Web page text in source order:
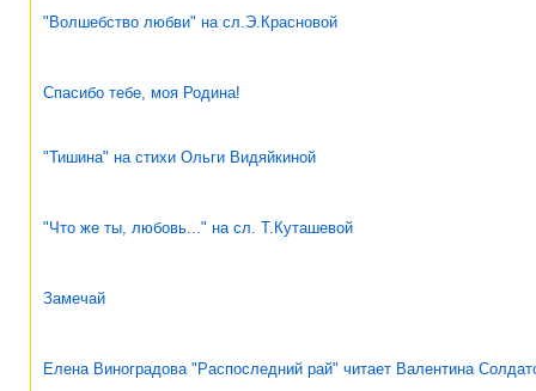
"Волшебство любви" на сл.Э.Красновой
Спасибо тебе, моя Родина!
"Тишина" на стихи Ольги Видяйкиной
"Что же ты, любовь..." на сл. Т.Куташевой
Замечай
Елена Виноградова "Распоследний рай" читает Валентина